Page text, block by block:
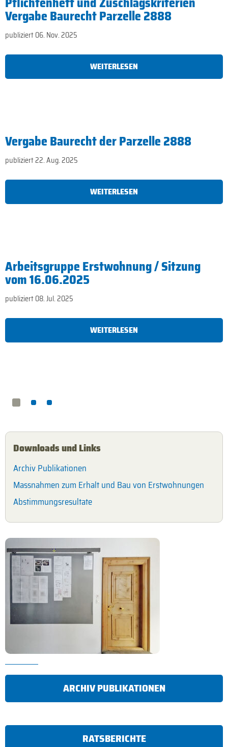
Vergabe Baurecht Parzelle 2888
publiziert 06. Nov. 2025
WEITERLESEN
Vergabe Baurecht der Parzelle 2888
publiziert 22. Aug. 2025
WEITERLESEN
Arbeitsgruppe Erstwohnung / Sitzung
vom 16.06.2025
publiziert 08. Jul. 2025
WEITERLESEN
Downloads und Links
Archiv Publikationen
Massnahmen zum Erhalt und Bau von Erstwohnungen
Abstimmungsresultate
ARCHIV PUBLIKATIONEN
RATSBERICHTE